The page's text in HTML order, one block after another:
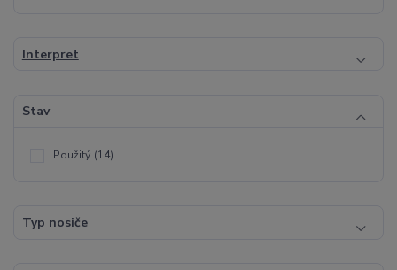
Interpret
Stav
Použitý (14)
Typ nosiče